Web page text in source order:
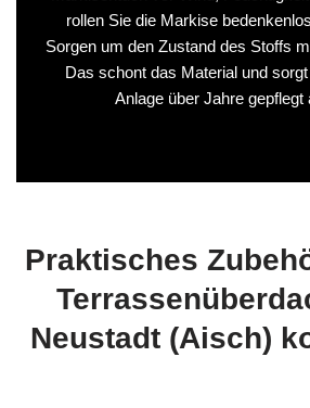
rollen Sie die Markise
Sorgen um den Zustand des Stoffs
Das schont das Material und
Anlage über Jahre gepflegt
Praktisches
Neustadt (Aisch)